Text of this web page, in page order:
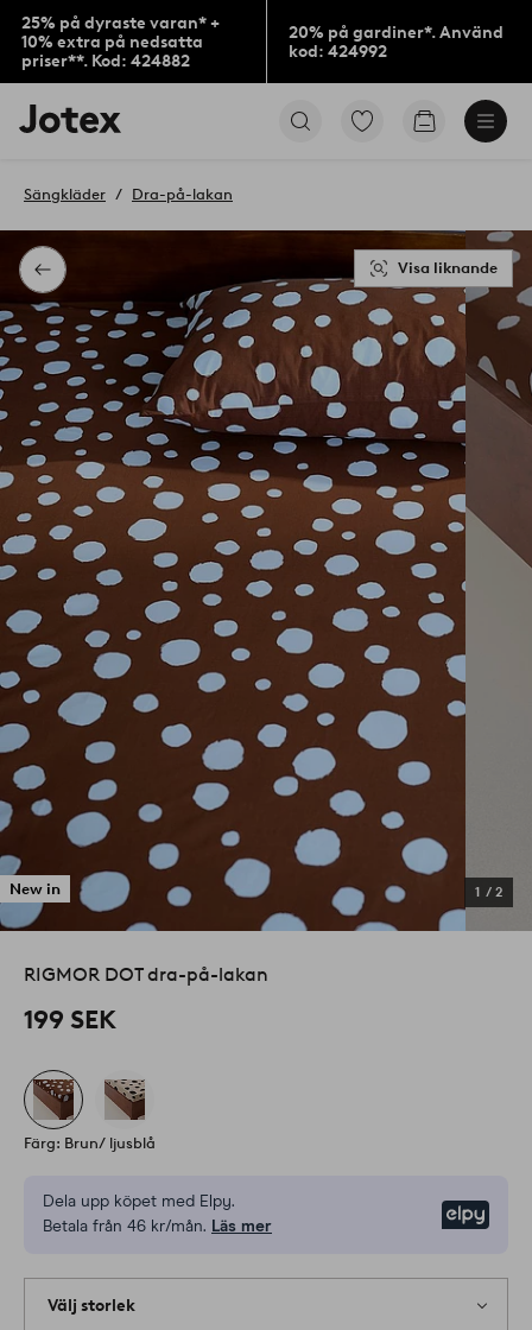
25% på dyraste varan* +
10% extra på nedsatta
priser**. Kod: 424882
20% på gardiner*. Använd
kod: 424992
Jotex
logotyp
till
Gå
Gå
Tillbaka
Sängkläder Dra-på-lakan
New in 1 / 2
Visa liknande
RIGMOR DOT dra-på-lakan
199 SEK
Färg: Brun/ ljusblå
Dela upp köpet med Elpy.
Betala från 46 kr/mån. Läs mer
Välj storlek